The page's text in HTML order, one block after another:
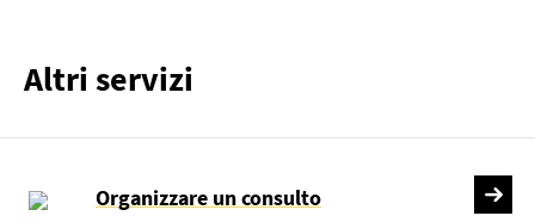
Altri servizi
Organizzare un consulto